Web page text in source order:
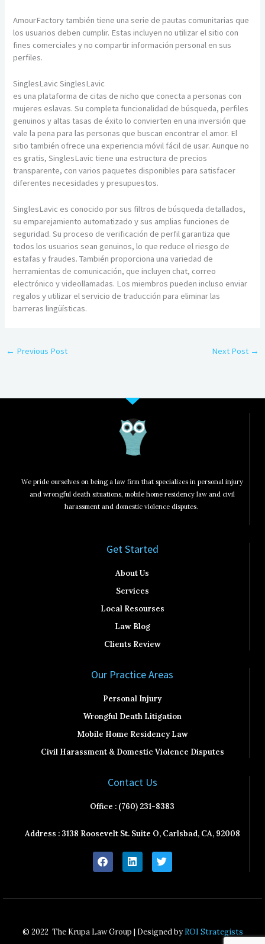
AmourFactory también tiene una serie de pautas comunitarias que
los usuarios deben cumplir. Estas incluyen no utilizar el sitio con
fines comerciales y no compartir información personal en sus
perfiles.
SinglesLavic SinglesLavic
es una plataforma de citas de nicho que conecta a personas con
mujeres eslavas. Su completa funcionalidad de búsqueda, perfiles
genuinos y altas tasas de éxito lo convierten en una inversión que
vale la pena para las personas que buscan encontrar el amor. El
sitio también ofrece una experiencia móvil fácil de usar. Aunque no
es gratis, SinglesLavic tiene una estructura de precios
transparente, con varios paquetes disponibles para satisfacer
diferentes necesidades y presupuestos.
SinglesLavic es conocido por sus filtros de búsqueda detallados,
su emparejamiento automatizado y sus amplias funciones de
seguridad. Su proceso de verificación de perfil garantiza que
todos los usuarios sean genuinos, lo que reduce el riesgo de
estafas y fraudes. También proporciona una variedad de
herramientas de comunicación, que incluyen chat, correo
electrónico y videollamadas. Los miembros pueden incluso enviar
regalos y utilizar el servicio de traducción para eliminar las
barreras lingüísticas.
← Previous Post Next Post →
We pride ourselves on being a law firm that specializes in personal injury
and wrongful death situations, mobile home residency law and civil
harassment and domestic violence disputes.
Get Started​
About Us
Services
Local Resourses
Law Blog
Clients Review
Our Practice Areas
Personal Injury
Wrongful Death Litigation
Mobile Home Residency Law
Civil Harassment & Domestic Violence Disputes
Contact Us
Office : (760) 231-8383
Address : 3138 Roosevelt St. Suite O, Carlsbad, CA, 92008
F
a
c
b
L
i
n
e
n
T
w
i
t
© 2022 The Krupa Law Group | Designed byROI Strategists